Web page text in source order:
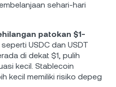
sehari-hari
patokan $1-
USDC dan USDT
di dekat $1, pulih
kecil. Stablecoin
kecil memiliki risiko depeg